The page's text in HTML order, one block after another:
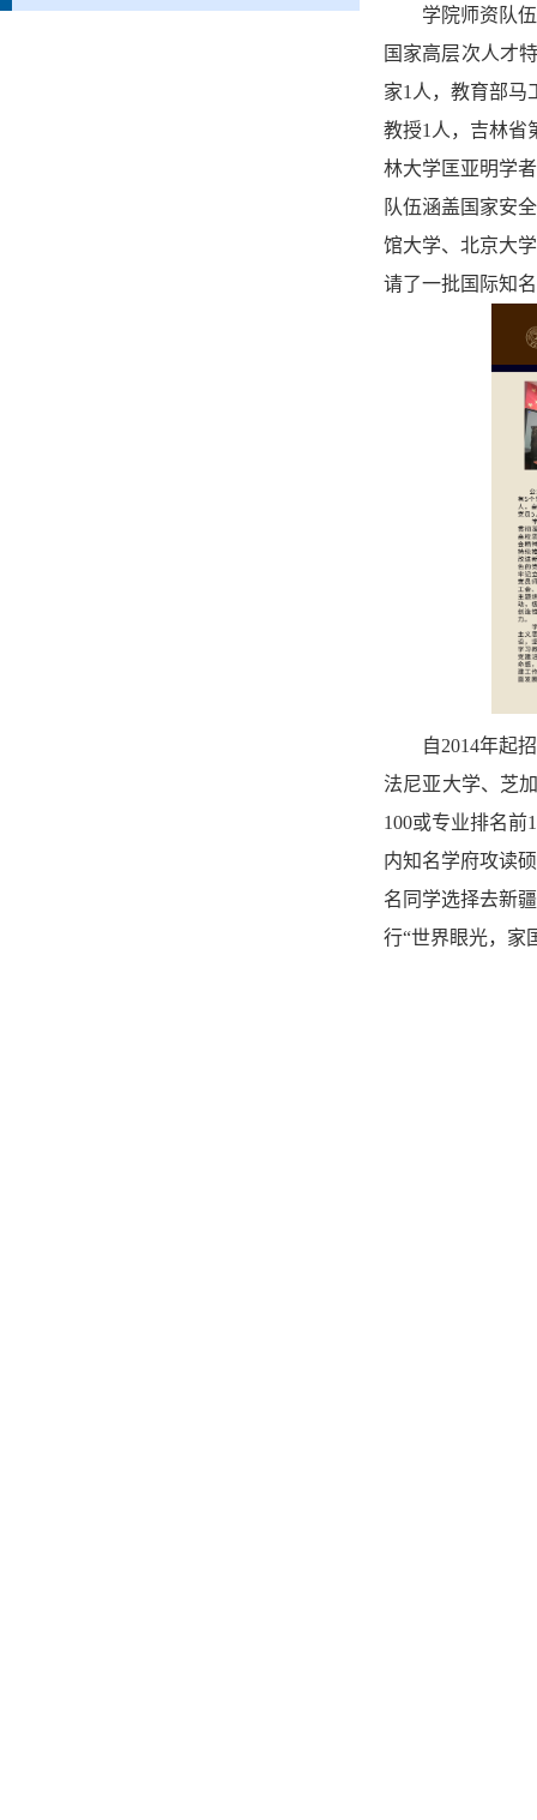
学院师资队
国家高层次人才
家1人，教育部马
教授1人，吉林省
林大学匡亚明学
队伍涵盖国家安
馆大学、北京大
请了一批国际知
自2014年起
法尼亚大学、芝
100或专业排名
内知名学府攻读
名同学选择去新
行“世界眼光，家